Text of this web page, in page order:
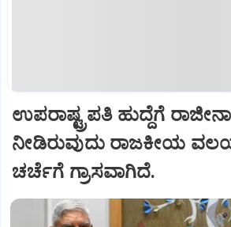
ಉಪರಾಷ್ಟ್ರಪತಿ ಹುದ್ದೆಗೆ
ನೀಡಿರುವುದು ರಾಜಕೀಯ
ಚರ್ಚೆಗೆ ಗ್ರಾಸವಾಗಿದೆ.